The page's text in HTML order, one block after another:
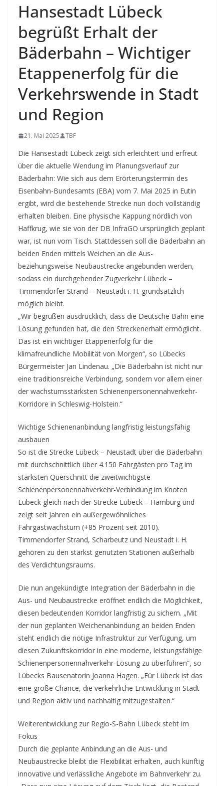
Hansestadt Lübeck
begrüßt Erhalt der
Bäderbahn – Wichtiger
Etappenerfolg für die
Verkehrswende in Stadt
und Region
21. Mai 2025 TBF
Die Hansestadt Lübeck zeigt sich erleichtert und erfreut
über die aktuelle Wendung im Planungsverlauf zur
Bäderbahn: Wie sich aus dem Erörterungstermin des
Eisenbahn-Bundesamts (EBA) vom 7. Mai 2025 in Eutin
ergibt, wird die bestehende Strecke nun doch vollständig
erhalten bleiben. Eine physische Kappung nördlich von
Haffkrug, wie sie von der DB InfraGO ursprünglich geplant
war, ist nun vom Tisch. Stattdessen soll die Bäderbahn an
beiden Enden mittels Weichen an die Aus-
beziehungsweise Neubaustrecke angebunden werden,
sodass ein durchgehender Zugverkehr Lübeck –
Timmendorfer Strand – Neustadt i. H. grundsätzlich
möglich bleibt.
„Wir begrüßen ausdrücklich, dass die Deutsche Bahn eine
Lösung gefunden hat, die den Streckenerhalt ermöglicht.
Das ist ein wichtiger Etappenerfolg für die
klimafreundliche Mobilität von Morgen“, so Lübecks
Bürgermeister Jan Lindenau. „Die Bäderbahn ist nicht nur
eine traditionsreiche Verbindung, sondern vor allem einer
der wachstumsstärksten Schienenpersonennahverkehr-
Korridore in Schleswig-Holstein.“
Wichtige Schienenanbindung langfristig leistungsfähig
ausbauen
So ist die Strecke Lübeck – Neustadt über die Bäderbahn
mit durchschnittlich über 4.150 Fahrgästen pro Tag im
stärksten Querschnitt die zweitwichtigste
Schienenpersonennahverkehr-Verbindung im Knoten
Lübeck gleich nach der Strecke Lübeck – Hamburg und
zeigt seit Jahren ein außergewöhnliches
Fahrgastwachstum (+85 Prozent seit 2010).
Timmendorfer Strand, Scharbeutz und Neustadt i. H.
gehören zu den stärkst genutzten Stationen außerhalb
des Verdichtungsraums.
Die nun angekündigte Integration der Bäderbahn in die
Aus- und Neubaustrecke eröffnet endlich die Möglichkeit,
diesen bedeutenden Korridor langfristig zu sichern. „Mit
der nun geplanten Weichenanbindung an beiden Enden
steht endlich die nötige Infrastruktur zur Verfügung, um
diesen Zukunftskorridor in eine moderne, leistungsfähige
Schienenpersonennahverkehr-Lösung zu überführen“, so
Lübecks Bausenatorin Joanna Hagen. „Für Lübeck ist das
eine große Chance, die verkehrliche Entwicklung in Stadt
und Region aktiv und nachhaltig mitzugestalten.“
Weiterentwicklung zur Regio-S-Bahn Lübeck steht im
Fokus
Durch die geplante Anbindung an die Aus- und
Neubaustrecke bleibt die Flexibilität erhalten, auch künftig
innovative und verlässliche Angebote im Bahnverkehr zu.